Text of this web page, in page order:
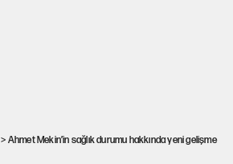
> Ahmet Mekin’in sağlık durumu hakkında yeni gelişme